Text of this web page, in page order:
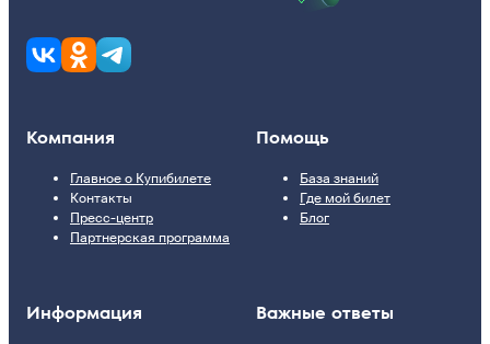
Компания
Главное о Купибилете
Контакты
Пресс-центр
Партнерская программа
Помощь
База знаний
Где мой билет
Блог
Информация Важные ответы